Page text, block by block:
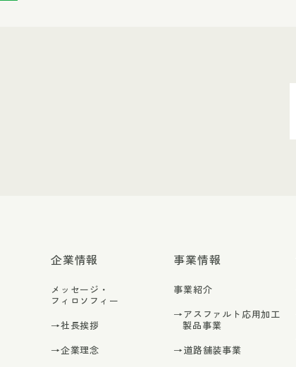
企業情報
メッセージ・
フィロソフィー
→社長挨拶
→企業理念
事業情報
事業紹介
→アスファルト応用加工
製品事業
→道路舗装事業